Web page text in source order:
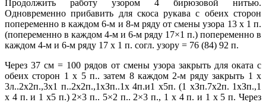
Продолжить работу узором 4 бирюзовой нитью.
Одновременно прибавить для скоса рукава с обеих сторон
попеременно в каждом 6-м и 8-м ряду от смены узора 13 х 1 п.
(попеременно в каждом 4-м и 6-м ряду 17×1 п.) попеременно в
каждом 4-м и 6-м ряду 17 х 1 п. согл. узору = 76 (84) 92 п.
Через 37 см = 100 рядов от смены узора закрыть для оката с
обеих сторон 1 х 5 п.. затем 8 каждом 2-м ряду закрыть 1 х
3л..2х2п.,3х1 п..2х2п.,1хЗп..1х 4п.и1 х5п. (1 хЗп.7х2п. 1хЗп.,1
х 4 п. и 1 х5 п.) 2×3 п.. 5×2 п.. 2×3 п., 1 х 4 п. и 1 х 5 п. Через